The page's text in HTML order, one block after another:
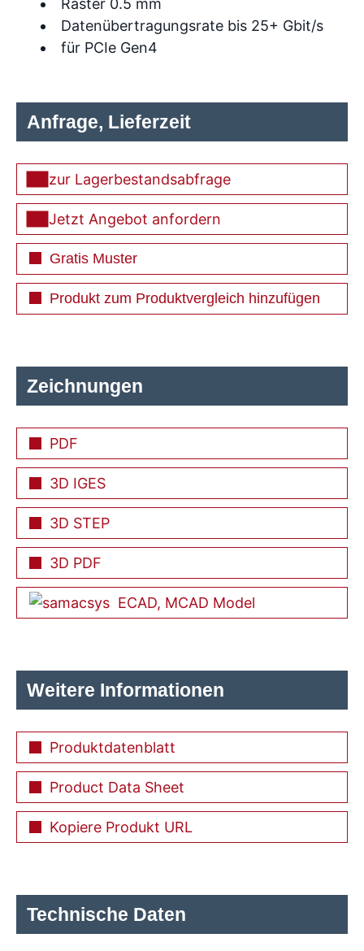
Raster 0.5 mm
Datenübertragungsrate bis 25+ Gbit/s
für PCIe Gen4
Zeichnungen
PDF
3D IGES
3D STEP
3D PDF
ECAD, MCAD Model
Weitere Informationen
Produktdatenblatt
Product Data Sheet
Kopiere Produkt URL
Anfrage, Lieferzeit
zur Lagerbestandsabfrage
Jetzt Angebot anfordern
Gratis Muster
Produkt zum Produktvergleich hinzufügen
Technische Daten